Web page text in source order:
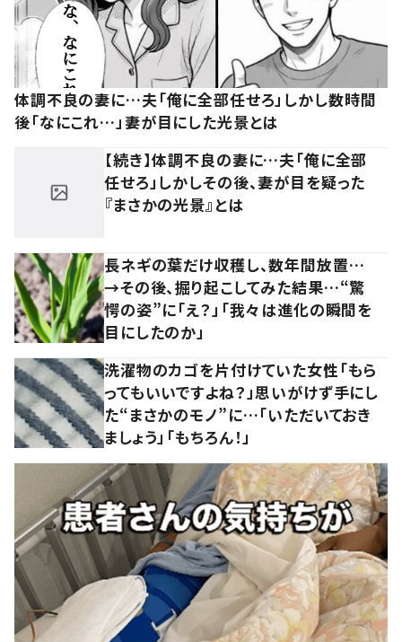
体調不良の妻に…夫「俺に全部任せろ」しかし数時間
後「なにこれ…」妻が目にした光景とは
【続き】体調不良の妻に…夫「俺に全部
任せろ」しかしその後、妻が目を疑った
『まさかの光景』とは
長ネギの葉だけ収穫し、数年間放置…
→その後、掘り起こしてみた結果…“驚
愕の姿”に「え？」「我々は進化の瞬間を
目にしたのか」
洗濯物のカゴを片付けていた女性「もら
ってもいいですよね？」思いがけず手にし
た“まさかのモノ”に…「いただいておき
ましょう」「もちろん！」